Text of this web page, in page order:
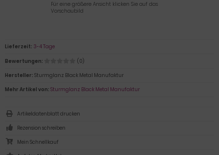
Für eine größere Ansicht klicken Sie auf das
Vorschaubild
Lieferzeit: 3-4 Tage
Bewertungen:
(0)
Hersteller: Sturmglanz Black Metal Manufaktur
Mehr Artikel von: Sturmglanz Black Metal Manufaktur
Artikeldatenblatt drucken
Rezension schreiben
Mein Schnellkauf